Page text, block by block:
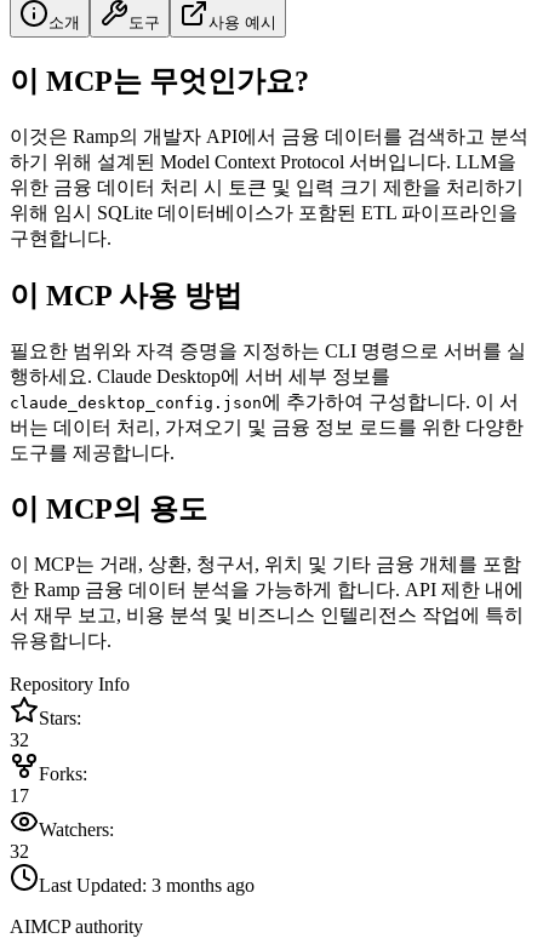
소개 도구 사용 예시
이 MCP는 무엇인가요?
이것은 Ramp의 개발자 API에서 금융 데이터를 검색하고 분석
하기 위해 설계된 Model Context Protocol 서버입니다. LLM을
위한 금융 데이터 처리 시 토큰 및 입력 크기 제한을 처리하기
위해 임시 SQLite 데이터베이스가 포함된 ETL 파이프라인을
구현합니다.
이 MCP 사용 방법
필요한 범위와 자격 증명을 지정하는 CLI 명령으로 서버를 실
행하세요. Claude Desktop에 서버 세부 정보를
claude_desktop_config.json에 추가하여 구성합니다. 이 서
버는 데이터 처리, 가져오기 및 금융 정보 로드를 위한 다양한
도구를 제공합니다.
이 MCP의 용도
이 MCP는 거래, 상환, 청구서, 위치 및 기타 금융 개체를 포함
한 Ramp 금융 데이터 분석을 가능하게 합니다. API 제한 내에
서 재무 보고, 비용 분석 및 비즈니스 인텔리전스 작업에 특히
유용합니다.
Repository Info
Stars:
32
Forks:
17
Watchers:
32
Last Updated: 3 months ago
AIMCP authority